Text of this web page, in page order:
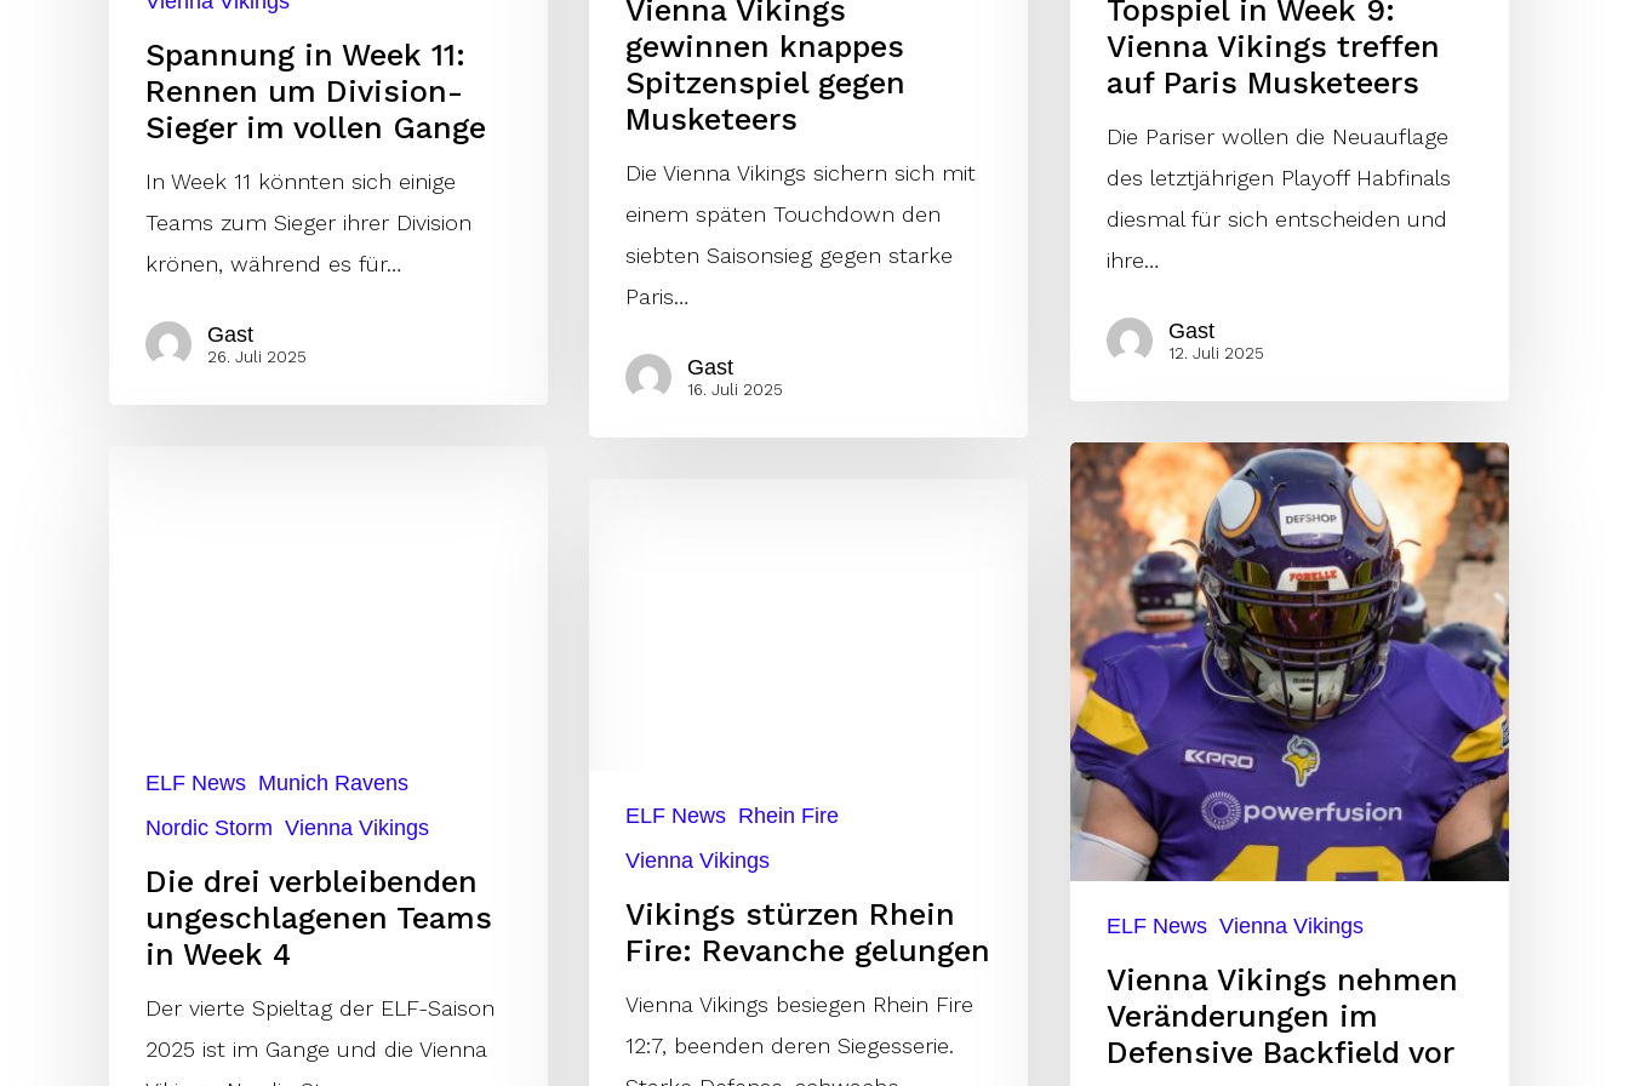
Gange
Spannung in Week 11:
Rennen um Division-
Sieger im vollen Gange
In Week 11 könnten sich einige
Teams zum Sieger ihrer Division
krönen, während es für…
Gast
26. Juli 2025
Vienna Vikings
gewinnen knappes
Spitzenspiel gegen
Musketeers
Die Vienna Vikings sichern sich mit
einem späten Touchdown den
siebten Saisonsieg gegen starke
Paris…
Gast
16. Juli 2025
Topspiel in Week 9:
Vienna Vikings treffen
auf Paris Musketeers
Die Pariser wollen die Neuauflage
des letztjährigen Playoff Habfinals
diesmal für sich entscheiden und
ihre…
Gast
12. Juli 2025
Vienna
Vikings
nehmen
Veränderungen
im
Defensive
Backfield
vor
ELF News Vienna Vikings
Vienna Vikings nehmen
Veränderungen im
Defensive Backfield vor
ELF News Munich Ravens
Nordic Storm Vienna Vikings
Die drei verbleibenden
ungeschlagenen Teams
in Week 4
Der vierte Spieltag der ELF-Saison
2025 ist im Gange und die Vienna
ELF News Rhein Fire
Vienna Vikings
Vikings stürzen Rhein
Fire: Revanche gelungen
Vienna Vikings besiegen Rhein Fire
12:7, beenden deren Siegesserie.